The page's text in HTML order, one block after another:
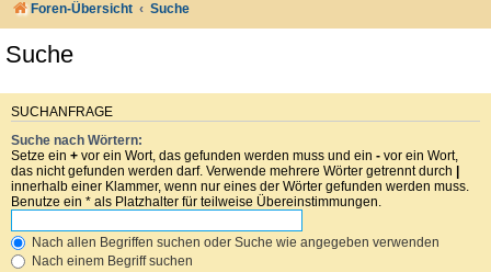
Foren-Übersicht Suche
Suche
SUCHANFRAGE
Suche nach Wörtern:
Setze ein + vor ein Wort, das gefunden werden muss und ein - vor ein Wort,
das nicht gefunden werden darf. Verwende mehrere Wörter getrennt durch |
innerhalb einer Klammer, wenn nur eines der Wörter gefunden werden muss.
Benutze ein * als Platzhalter für teilweise Übereinstimmungen.
Nach allen Begriffen suchen oder Suche wie angegeben verwenden
Nach einem Begriff suchen